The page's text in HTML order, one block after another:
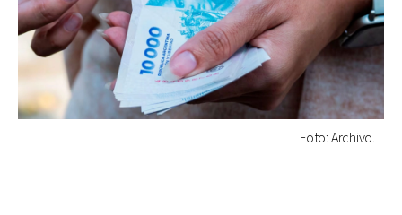
Foto: Archivo.